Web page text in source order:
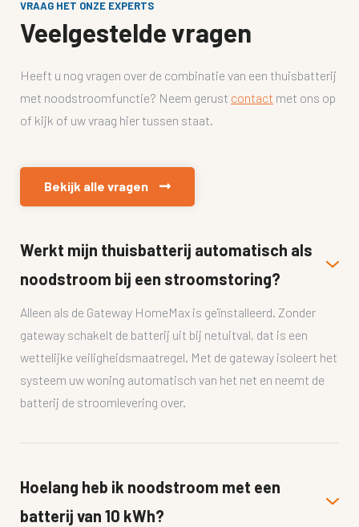
VRAAG HET ONZE EXPERTS
Veelgestelde vragen
Heeft u nog vragen over de combinatie van een thuisbatterij
met noodstroomfunctie? Neem gerust contact met ons op
of kijk of uw vraag hier tussen staat.
Bekijk alle vragen 
Werkt mijn thuisbatterij automatisch als
noodstroom bij een stroomstoring?
Alleen als de Gateway HomeMax is geïnstalleerd. Zonder
gateway schakelt de batterij uit bij netuitval, dat is een
wettelijke veiligheidsmaatregel. Met de gateway isoleert het
systeem uw woning automatisch van het net en neemt de
batterij de stroomlevering over.
Hoelang heb ik noodstroom met een
batterij van 10 kWh?